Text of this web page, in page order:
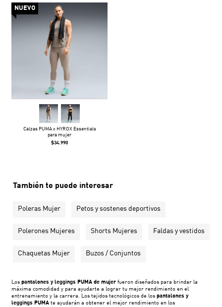
NUEVO
Calzas PUMA x HYROX Essentials
para mujer
$34.990
También te puede interesar
Poleras Mujer Petos y sostenes deportivos
Polerones Mujeres Shorts Mujeres Faldas y vestidos
Chaquetas Mujer Buzos / Conjuntos
Los pantalones y leggings PUMA de mujer fueron diseñados para brindar la
máxima comodidad y para ayudarte a lograr tu mejor rendimiento en el
entrenamiento y la carrera. Los tejidos tecnológicos de los pantalones y
leggings PUMA te ayudarán a obtener el mejor rendimiento en los